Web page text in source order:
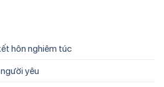
hôn nghiêm túc
yêu